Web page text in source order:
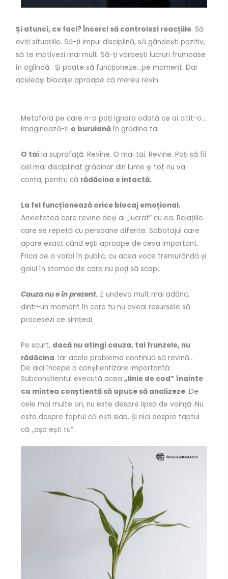
Și atunci, ce faci? Încerci să controlezi reacțiile. Să
eviți situațiile. Să-ți impui disciplină, să gândești pozitiv,
să te motivezi mai mult. Să-ți vorbești lucruri frumoase
în oglindă. Și poate să funcționeze…pe moment. Dar
aceleași blocaje aproape că mereu revin.
Metafora pe care n-o poți ignora odată ce ai citit-o...
Imaginează-ți o buruiană în grădina ta.
O tai la suprafață. Revine. O mai tai. Revine. Poți să fii
cel mai disciplinat grădinar din lume și tot nu va
conta, pentru că rădăcina e intactă.
La fel funcționează orice blocaj emoțional.
Anxietatea care revine deși ai „lucrat” cu ea. Relațiile
care se repetă cu persoane diferite. Sabotajul care
apare exact când ești aproape de ceva important.
Frica de a vorbi în public, cu acea voce tremurândă și
golul în stomac de care nu poți să scapi.
Cauza nu e în prezent. E undeva mult mai adânc,
dintr-un moment în care tu nu aveai resursele să
procesezi ce simțeai.
Pe scurt, dacă nu atingi cauza, tai frunzele, nu
rădăcina. Iar acele probleme continuă să revină…
De aici începe o conștientizare importantă:
Subconștientul execută acea„linie de cod” înainte
ca mintea conștientă să apuce să analizeze. De
cele mai multe ori, nu este despre lipsă de voință. Nu
este despre faptul că ești slab. Și nici despre faptul
că „așa ești tu”.